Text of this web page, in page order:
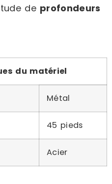
de profondeurs
du matériel
Métal
45 pieds
Acier